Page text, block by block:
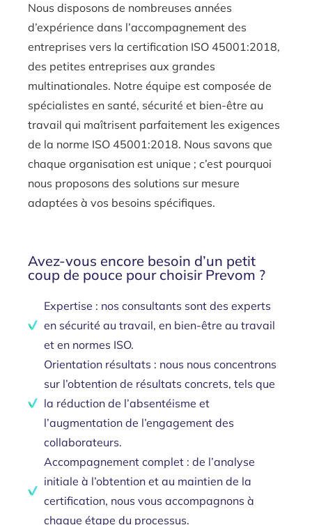
Nous disposons de nombreuses années
d’expérience dans l’accompagnement des
entreprises vers la certification ISO 45001:2018,
des petites entreprises aux grandes
multinationales. Notre équipe est composée de
spécialistes en santé, sécurité et bien-être au
travail qui maîtrisent parfaitement les exigences
de la norme ISO 45001:2018. Nous savons que
chaque organisation est unique ; c’est pourquoi
nous proposons des solutions sur mesure
adaptées à vos besoins spécifiques.
Avez-vous encore besoin d’un petit
coup de pouce pour choisir Prevom ?
Expertise : nos consultants sont des experts
en sécurité au travail, en bien-être au travail
et en normes ISO.
Orientation résultats : nous nous concentrons
sur l’obtention de résultats concrets, tels que
la réduction de l’absentéisme et
l’augmentation de l’engagement des
collaborateurs.
Accompagnement complet : de l’analyse
initiale à l’obtention et au maintien de la
certification, nous vous accompagnons à
chaque étape du processus.